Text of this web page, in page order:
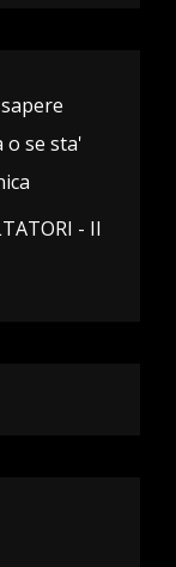
o se sta'
- Il